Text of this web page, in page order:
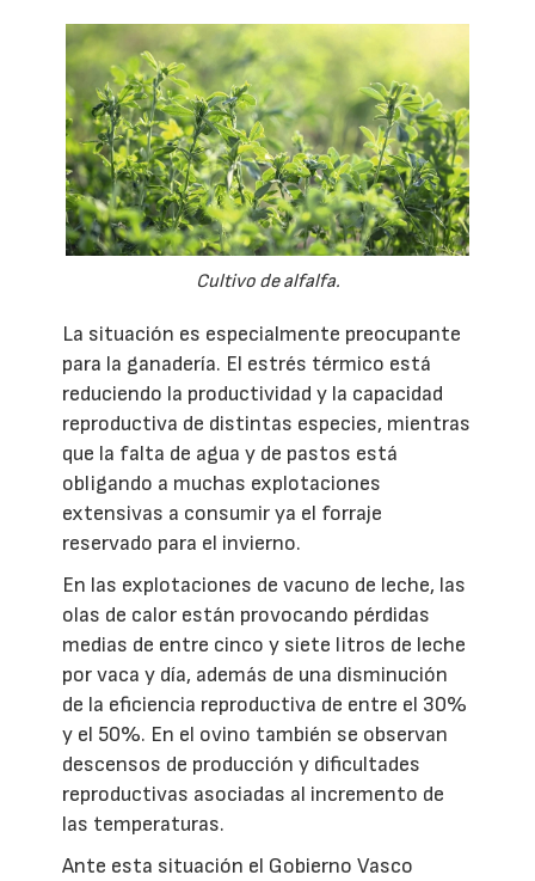
Cultivo de alfalfa.
La situación es especialmente preocupante
para la ganadería. El estrés térmico está
reduciendo la productividad y la capacidad
reproductiva de distintas especies, mientras
que la falta de agua y de pastos está
obligando a muchas explotaciones
extensivas a consumir ya el forraje
reservado para el invierno.
En las explotaciones de vacuno de leche, las
olas de calor están provocando pérdidas
medias de entre cinco y siete litros de leche
por vaca y día, además de una disminución
de la eficiencia reproductiva de entre el 30%
y el 50%. En el ovino también se observan
descensos de producción y dificultades
reproductivas asociadas al incremento de
las temperaturas.
Ante esta situación el Gobierno Vasco